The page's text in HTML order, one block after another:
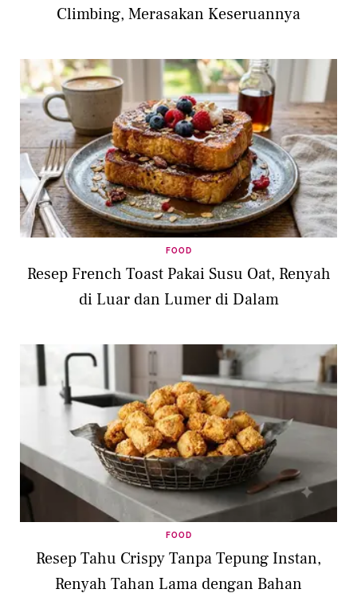
Climbing, Merasakan Keseruannya
FOOD
Resep French Toast Pakai Susu Oat, Renyah
di Luar dan Lumer di Dalam
FOOD
Resep Tahu Crispy Tanpa Tepung Instan,
Renyah Tahan Lama dengan Bahan